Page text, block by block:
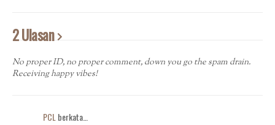
2 Ulasan
No proper ID, no proper comment, down you go the spam drain.
Receiving happy vibes!
PCL berkata…